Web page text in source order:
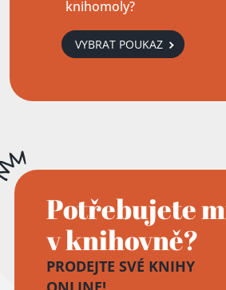
knihomoly?
VYBRAT POUKAZ
Potřebujete
v knihovně?
PRODEJTE SVÉ KNIHY